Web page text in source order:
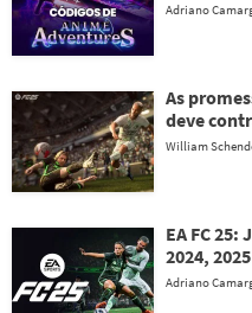
Adriano
As
deve
William
EA FC
2024,
Adriano